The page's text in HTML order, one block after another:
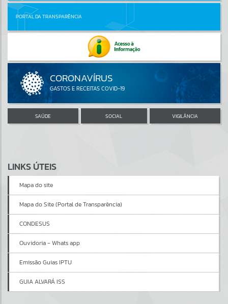
PORTAL DA TRANSPARÊNCIA
SAÚDE SOCIAL VIGILÂNCIA
LINKS ÚTEIS
Mapa do site
Mapa do Site (Portal de Transparência)
CONDESUS
Ouvidoria - Whats app
Emissão Guias IPTU
GUIA ALVARÁ ISS